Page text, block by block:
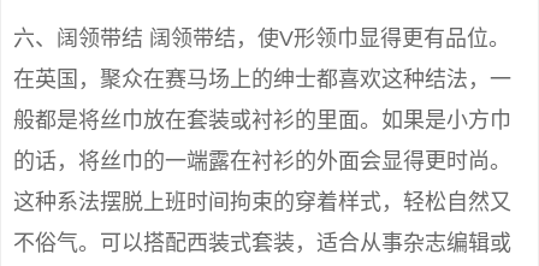
六、阔领带结 阔领带结，使V形领巾显得更有品位。
在英国，聚众在赛马场上的绅士都喜欢这种结法，一
般都是将丝巾放在套装或衬衫的里面。如果是小方巾
的话，将丝巾的一端露在衬衫的外面会显得更时尚。
这种系法摆脱上班时间拘束的穿着样式，轻松自然又
不俗气。可以搭配西装式套装，适合从事杂志编辑或